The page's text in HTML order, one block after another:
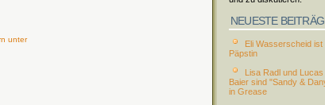
unter
NEUESTE
Eli Wasserscheid ist
Päpstin
Lisa Radl und Lucas
Baier sind "Sandy &
in Grease